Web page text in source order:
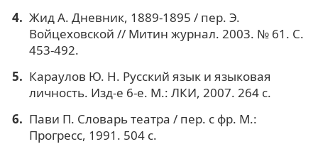
Жид А. Дневник, 1889-1895 / пер. Э.
Войцеховской // Митин журнал. 2003. № 61. С.
453-492.
Караулов Ю. Н. Русский язык и языковая
личность. Изд-е 6-е. М.: ЛКИ, 2007. 264 с.
Пави П. Словарь театра / пер. с фр. М.:
Прогресс, 1991. 504 с.